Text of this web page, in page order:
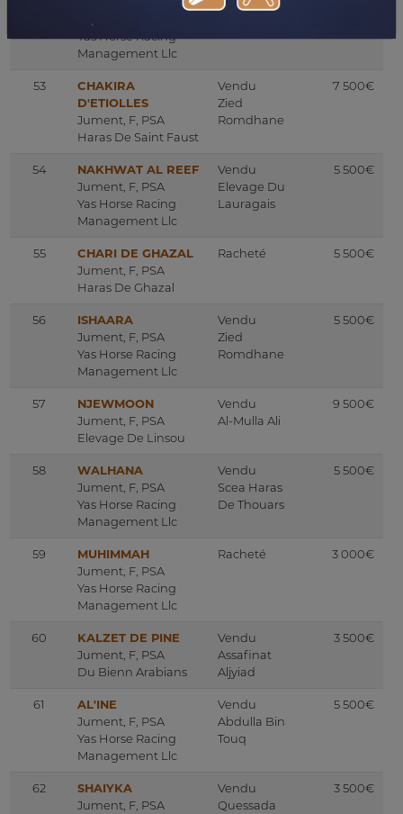
Yas Horse Racing
Management Llc
53
CHAKIRA
D'ETIOLLES
Jument, F, PSA
Haras De Saint Faust
Vendu
Zied
Romdhane
7 500€
54
NAKHWAT AL REEF
Jument, F, PSA
Yas Horse Racing
Management Llc
Vendu
Elevage Du
Lauragais
5 500€
55
CHARI DE GHAZAL
Jument, F, PSA
Haras De Ghazal
Racheté 5 500€
56
ISHAARA
Jument, F, PSA
Yas Horse Racing
Management Llc
Vendu
Zied
Romdhane
5 500€
57
NJEWMOON
Jument, F, PSA
Elevage De Linsou
Vendu
Al-Mulla Ali
9 500€
58
WALHANA
Jument, F, PSA
Yas Horse Racing
Management Llc
Vendu
Scea Haras
De Thouars
5 500€
59
MUHIMMAH
Jument, F, PSA
Yas Horse Racing
Management Llc
Racheté 3 000€
60
KALZET DE PINE
Jument, F, PSA
Du Bienn Arabians
Vendu
Assafinat
Aljyiad
3 500€
61
AL'INE
Jument, F, PSA
Yas Horse Racing
Management Llc
Vendu
Abdulla Bin
Touq
5 500€
62
SHAIYKA
Jument, F, PSA
Vendu
Quessada
3 500€